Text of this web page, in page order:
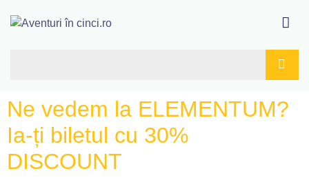
Ne vedem la ELEMENTUM?
Ia-ți biletul cu 30%
DISCOUNT